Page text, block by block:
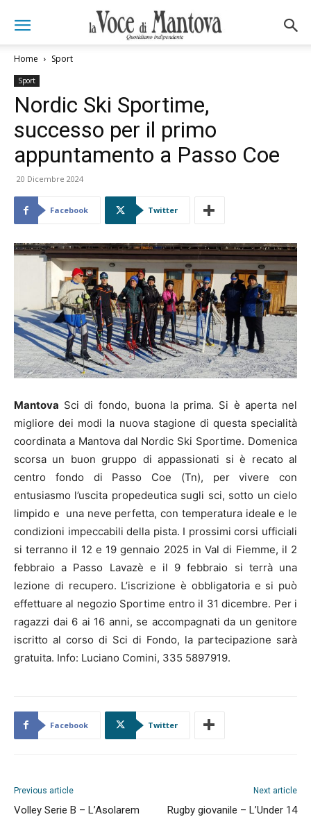
Home Sport
Sport
Nordic Ski Sportime,
successo per il primo
appuntamento a Passo Coe
20 Dicembre 2024
Facebook Twitter
Mantova Sci di fondo, buona la prima. Si è aperta nel
migliore dei modi la nuova stagione di questa specialità
coordinata a Mantova dal Nordic Ski Sportime. Domenica
scorsa un buon gruppo di appassionati si è recato al
centro fondo di Passo Coe (Tn), per vivere con
entusiasmo l’uscita propedeutica sugli sci, sotto un cielo
limpido e una neve perfetta, con temperatura ideale e le
condizioni impeccabili della pista. I prossimi corsi ufficiali
si terranno il 12 e 19 gennaio 2025 in Val di Fiemme, il 2
febbraio a Passo Lavazè e il 9 febbraio si terrà una
lezione di recupero. L’iscrizione è obbligatoria e si può
effettuare al negozio Sportime entro il 31 dicembre. Per i
ragazzi dai 6 ai 16 anni, se accompagnati da un genitore
iscritto al corso di Sci di Fondo, la partecipazione sarà
gratuita. Info: Luciano Comini, 335 5897919.
Facebook Twitter
Previous article
Volley Serie B – L’Asolarem
Next article
Rugby giovanile – L’Under 14